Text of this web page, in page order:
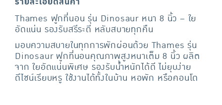
Thames ฟูกที่นอน รุ่น Dinosaur หนา 8 นิ้ว – ใย
อัดแน่น รองรับสรีระดี หลับสบายทุกคืน
มอบความสบายในทุกการพักผ่อนด้วย Thames รุ่น
Dinosaur ฟูกที่นอนคุณภาพสูงหนาเต็ม 8 นิ้ว ผลิต
จาก ใยอัดแน่นพิเศษ รองรับน้ำหนักได้ดี ไม่ยุบง่าย
ดีไซน์เรียบหรู ใช้งานได้ทั้งในบ้าน หอพัก หรือคอนโด